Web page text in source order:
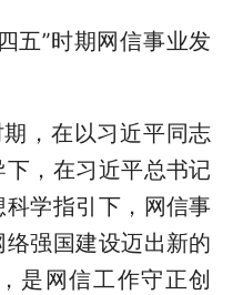
”时期网信事业发
，在以习近平同志
，在习近平总书记
学指引下，网信事
强国建设迈出新的
是网信工作守正创